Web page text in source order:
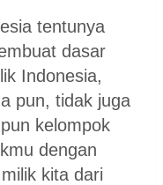
tentunya
dasar
Indonesia,
pun, tidak juga
kelompok
dengan
kita dari